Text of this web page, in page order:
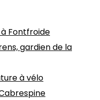
Fontfroide
gardien de la
à vélo